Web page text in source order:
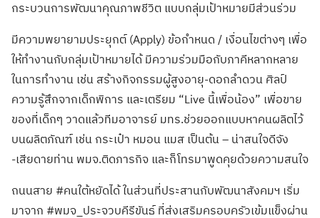
กระบวนการพัฒนาคุณภาพชีวิต แบบกลุ่มเป้าหมายมีส่วนร่วม
มีความพยายามประยุกต์ (Apply) ข้อกำหนด / เงื่อนไขต่างๆ เพื่อ
ให้ทำงานกับกลุ่มเป้าหมายได้ มีความร่วมมือกับภาคีหลากหลาย
ในการทำงาน เช่น สร้างกิจกรรมผู้สูงอายุ-ดอกลำดวน ศิลป์
ความรู้สึกจากเด็กพิการ และเตรียม “Live นี้เพื่อน้อง” เพื่อขาย
ของที่เด็กๆ วาดแล้วทีมอาจารย์ มทร.ช่วยออกแบบหาคนผลิตไว้
บนผลิตภัณฑ์ เช่น กระเป๋า หมอน แมส เป็นต้น – น่าสนใจดีจัง
-เสียดายท่าน พมจ.ติดภารกิจ และก็โทรมาพูดคุยด้วยความสนใจ
ถนนสาย #คนใต้หยัดได้ ในส่วนที่ประสานกับพัฒนาสังคมฯ เริ่ม
มาจาก #พมจ_ประจวบคีรีขันธ์ ที่ส่งเสริมครอบครัวเข้มแข็งผ่าน